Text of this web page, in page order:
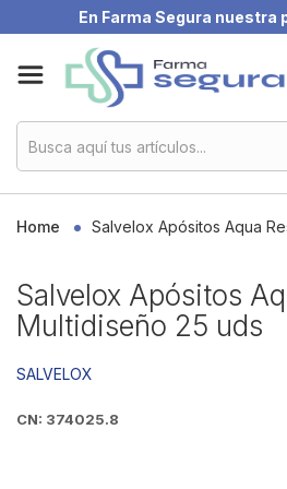
En Farma Segura nuestra
to
Content
Home Salvelox Apósitos Aqua
Salvelox Apósitos
Multidiseño 25 uds
SALVELOX
CN: 374025.8